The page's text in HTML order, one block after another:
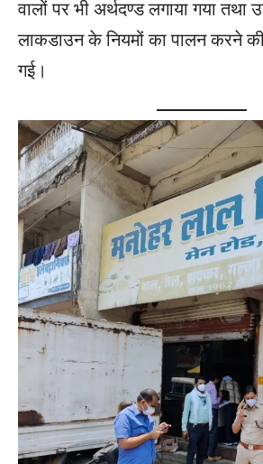
वालों पर भी अर्थदण्ड लगाया गया तथा
लाकडाउन के नियमों का पालन करने
गई।